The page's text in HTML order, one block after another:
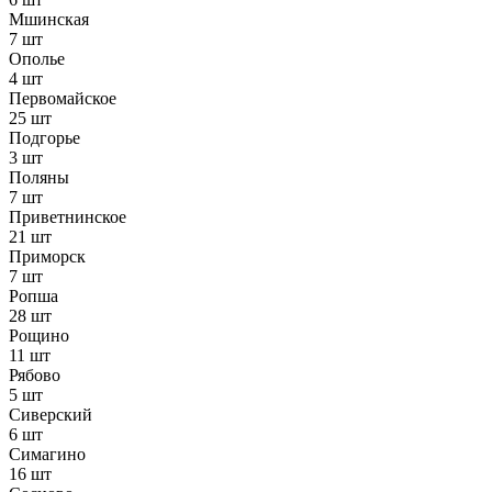
Мшинская
7 шт
Ополье
4 шт
Первомайское
25 шт
Подгорье
3 шт
Поляны
7 шт
Приветнинское
21 шт
Приморск
7 шт
Ропша
28 шт
Рощино
11 шт
Рябово
5 шт
Сиверский
6 шт
Симагино
16 шт